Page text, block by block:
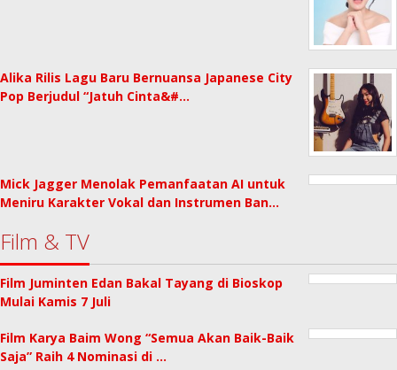
Alika Rilis Lagu Baru Bernuansa Japanese City
Pop Berjudul “Jatuh Cinta&#…
Mick Jagger Menolak Pemanfaatan AI untuk
Meniru Karakter Vokal dan Instrumen Ban…
Film & TV
Film Juminten Edan Bakal Tayang di Bioskop
Mulai Kamis 7 Juli
Film Karya Baim Wong “Semua Akan Baik-Baik
Saja” Raih 4 Nominasi di …